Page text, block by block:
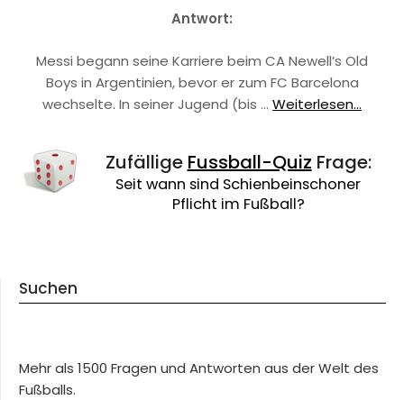
Antwort:
Messi begann seine Karriere beim CA Newell’s Old
Boys in Argentinien, bevor er zum FC Barcelona
wechselte. In seiner Jugend (bis … Weiterlesen...
Zufällige Fussball-Quiz Frage:
Seit wann sind Schienbeinschoner
Pflicht im Fußball?
Suchen
Mehr als 1500 Fragen und Antworten aus der Welt des
Fußballs.